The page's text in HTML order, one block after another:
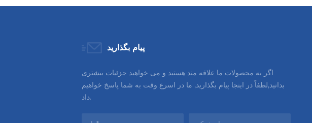
پیام بگذارید
اگر به محصولات ما علاقه مند هستید و می خواهید جزئیات بیشتری
بدانید,لطفاً در اینجا پیام بگذارید, ما در اسرع وقت به شما پاسخ خواهیم
داد.